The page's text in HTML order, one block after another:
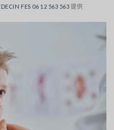
FES 06 12 563 563 提供